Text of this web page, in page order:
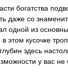
богатства
даже со
одной из
этом кусочке
здесь
у вас не